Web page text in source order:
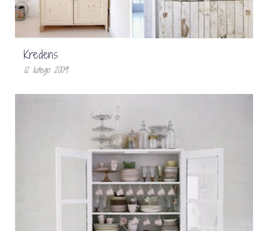
Kredens
12 lutego 2009